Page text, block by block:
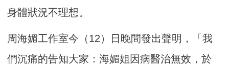
身體狀況不理想。
周海媚工作室今（12）日晚間發出聲明，「我
們沉痛的告知大家：海媚姐因病醫治無效，於